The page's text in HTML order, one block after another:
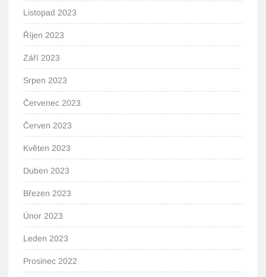
Listopad 2023
Říjen 2023
Září 2023
Srpen 2023
Červenec 2023
Červen 2023
Květen 2023
Duben 2023
Březen 2023
Únor 2023
Leden 2023
Prosinec 2022